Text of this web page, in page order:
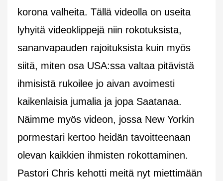
korona valheita. Tällä videolla on useita
lyhyitä videoklippejä niin rokotuksista,
sananvapauden rajoituksista kuin myös
siitä, miten osa USA:ssa valtaa pitävistä
ihmisistä rukoilee jo aivan avoimesti
kaikenlaisia jumalia ja jopa Saatanaa.
Näimme myös videon, jossa New Yorkin
pormestari kertoo heidän tavoitteenaan
olevan kaikkien ihmisten rokottaminen.
Pastori Chris kehotti meitä nyt miettimään